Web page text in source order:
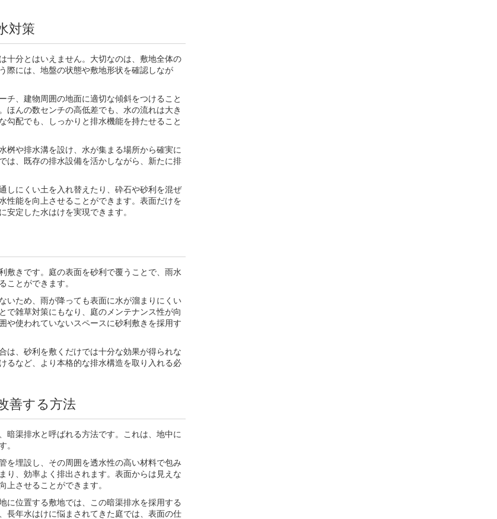
対策
十分とはいえません。大切なのは、敷地全体の
際には、地盤の状態や敷地形状を確認しなが
チ、建物周囲の地面に適切な傾斜をつけること
ほんの数センチの高低差でも、水の流れは大き
勾配でも、しっかりと排水機能を持たせること
桝や排水溝を設け、水が集まる場所から確実に
は、既存の排水設備を活かしながら、新たに排
しにくい土を入れ替えたり、砕石や砂利を混ぜ
性能を向上させることができます。表面だけを
定した水はけを実現できます。
敷きです。庭の表面を砂利で覆うことで、雨水
ことができます。
いため、雨が降っても表面に水が溜まりにくい
で雑草対策にもなり、庭のメンテナンス性が向
や使われていないスペースに砂利敷きを採用す
は、砂利を敷くだけでは十分な効果が得られな
るなど、より本格的な排水構造を取り入れる必
善する方法
暗渠排水と呼ばれる方法です。これは、地中に
。
を埋設し、その周囲を透水性の高い材料で包み
り、効率よく排出されます。表面からは見えな
上させることができます。
に位置する敷地では、この暗渠排水を採用する
長年水はけに悩まされてきた庭では、表面の仕